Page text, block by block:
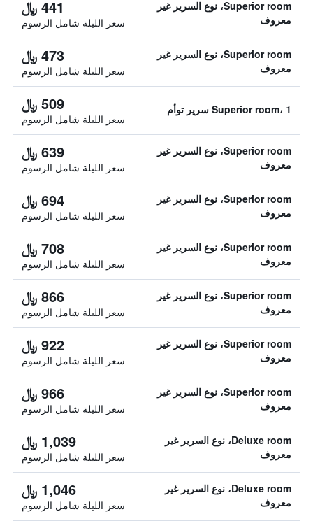
Superior room، نوع السرير غير
معروف
441 ﷼
سعر الليلة شامل الرسوم
Superior room، نوع السرير غير
معروف
473 ﷼
سعر الليلة شامل الرسوم
Superior room، 1 سرير توأم 509 ﷼
سعر الليلة شامل الرسوم
Superior room، نوع السرير غير
معروف
639 ﷼
سعر الليلة شامل الرسوم
Superior room، نوع السرير غير
معروف
694 ﷼
سعر الليلة شامل الرسوم
Superior room، نوع السرير غير
معروف
708 ﷼
سعر الليلة شامل الرسوم
Superior room، نوع السرير غير
معروف
866 ﷼
سعر الليلة شامل الرسوم
Superior room، نوع السرير غير
معروف
922 ﷼
سعر الليلة شامل الرسوم
Superior room، نوع السرير غير
معروف
966 ﷼
سعر الليلة شامل الرسوم
Deluxe room، نوع السرير غير
معروف
1,039 ﷼
سعر الليلة شامل الرسوم
Deluxe room، نوع السرير غير
معروف
1,046 ﷼
سعر الليلة شامل الرسوم